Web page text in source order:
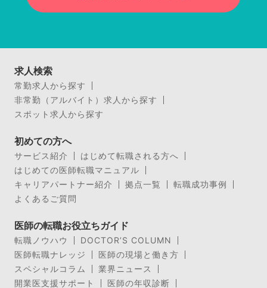
求人検索
常勤求人から探す
非常勤（アルバイト）求人から探す
スポット求人から探す
初めての方へ
サービス紹介
はじめて転職される方へ
はじめての医師転職マニュアル
キャリアパートナー紹介
拠点一覧
転職成功事例
よくあるご質問
医師の転職お役立ちガイド
転職ノウハウ
DOCTOR’S COLUMN
医師転職ナレッジ
医師の現場と働き方
スペシャルコラム
業界ニュース
開業医支援サポート
医師の年収診断